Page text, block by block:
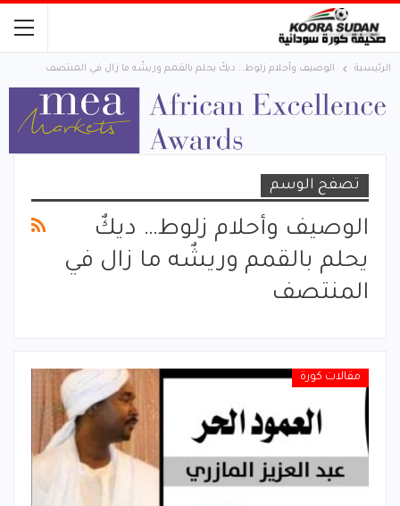
الرئيسية الوصيف وأحلام زلوط… ديكٌ يحلم بالقمم وريشٌه ما زال في المنتصف
تصفح الوسم
الوصيف وأحلام زلوط… ديكٌ
يحلم بالقمم وريشٌه ما زال في
المنتصف
مقالات كورة